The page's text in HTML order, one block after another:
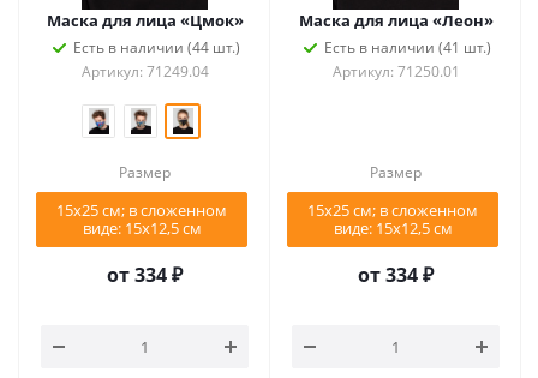
Маска для лица «Цмок»
Есть в наличии (44 шт.)
Артикул: 71249.04
Размер
15x25 см; в сложенном
виде: 15x12,5 см
от334 ₽
Маска для лица «Леон»
Есть в наличии (41 шт.)
Артикул: 71250.01
Размер
15x25 см; в сложенном
виде: 15x12,5 см
от334 ₽